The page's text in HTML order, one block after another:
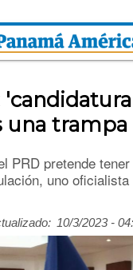
una trampa
PRD pretende
uno
10/3/2023 -